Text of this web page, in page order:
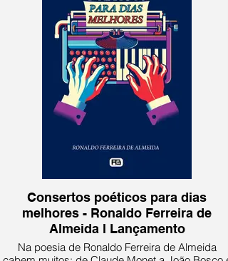
Consertos poéticos para dias
melhores - Ronaldo Ferreira de
Almeida l Lançamento
Na poesia de Ronaldo Ferreira de Almeida